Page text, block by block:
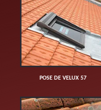
POSE DE VELUX 57